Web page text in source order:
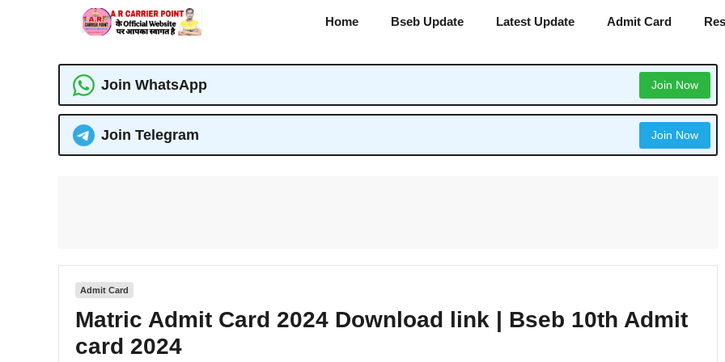
Home Bseb Update Latest Update Admit Card
Join WhatsApp Join Now
Join Telegram Join Now
Admit Card
Matric Admit Card 2024 Download link | Bseb 10th Admit
card 2024